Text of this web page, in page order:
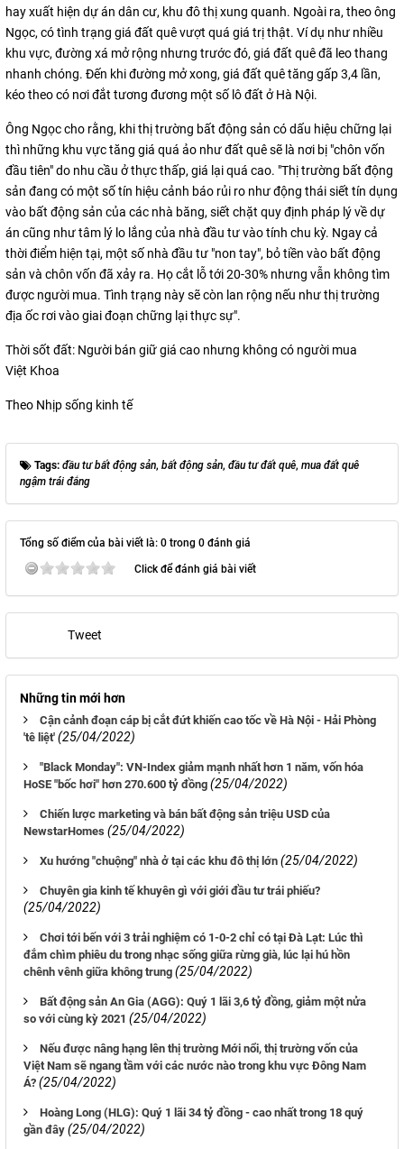
hay xuất hiện dự án dân cư, khu đô thị xung quanh. Ngoài ra, theo ông
Ngọc, có tình trạng giá đất quê vượt quá giá trị thật. Ví dụ như nhiều
khu vực, đường xá mở rộng nhưng trước đó, giá đất quê đã leo thang
nhanh chóng. Đến khi đường mở xong, giá đất quê tăng gấp 3,4 lần,
kéo theo có nơi đắt tương đương một số lô đất ở Hà Nội.
Ông Ngọc cho rằng, khi thị trường bất động sản có dấu hiệu chững lại
thì những khu vực tăng giá quá ảo như đất quê sẽ là nơi bị "chôn vốn
đầu tiên" do nhu cầu ở thực thấp, giá lại quá cao. "Thị trường bất động
sản đang có một số tín hiệu cảnh báo rủi ro như động thái siết tín dụng
vào bất động sản của các nhà băng, siết chặt quy định pháp lý về dự
án cũng như tâm lý lo lắng của nhà đầu tư vào tính chu kỳ. Ngay cả
thời điểm hiện tại, một số nhà đầu tư "non tay", bỏ tiền vào bất động
sản và chôn vốn đã xảy ra. Họ cắt lỗ tới 20-30% nhưng vẫn không tìm
được người mua. Tình trạng này sẽ còn lan rộng nếu như thị trường
địa ốc rơi vào giai đoạn chững lại thực sự".
Thời sốt đất: Người bán giữ giá cao nhưng không có người mua
Việt Khoa
Theo Nhịp sống kinh tế
Tags: đầu tư bất động sản, bất động sản, đầu tư đất quê, mua đất quê
ngậm trái đắng
Tổng số điểm của bài viết là: 0 trong 0 đánh giá
Click để đánh giá bài viết
Tweet
Những tin mới hơn
Cận cảnh đoạn cáp bị cắt đứt khiến cao tốc về Hà Nội - Hải Phòng
'tê liệt' (25/04/2022)
"Black Monday": VN-Index giảm mạnh nhất hơn 1 năm, vốn hóa
HoSE "bốc hơi" hơn 270.600 tỷ đồng (25/04/2022)
Chiến lược marketing và bán bất động sản triệu USD của
NewstarHomes (25/04/2022)
Xu hướng "chuộng" nhà ở tại các khu đô thị lớn (25/04/2022)
Chuyên gia kinh tế khuyên gì với giới đầu tư trái phiếu?
(25/04/2022)
Chơi tới bến với 3 trải nghiệm có 1-0-2 chỉ có tại Đà Lạt: Lúc thì
đắm chìm phiêu du trong nhạc sống giữa rừng già, lúc lại hú hồn
chênh vênh giữa không trung (25/04/2022)
Bất động sản An Gia (AGG): Quý 1 lãi 3,6 tỷ đồng, giảm một nửa
so với cùng kỳ 2021 (25/04/2022)
Nếu được nâng hạng lên thị trường Mới nổi, thị trường vốn của
Việt Nam sẽ ngang tầm với các nước nào trong khu vực Đông Nam
Á? (25/04/2022)
Hoàng Long (HLG): Quý 1 lãi 34 tỷ đồng - cao nhất trong 18 quý
gần đây (25/04/2022)